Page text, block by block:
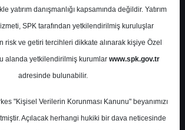
ALBRK - ALBARAKA TÜRK
KATILIM BANKASI A.Ş.
Hedef Fiyat 6.34 ₺
Getiri
%0.00
0 0
yatırım danışmanlığı kapsamında değildir. Yatırım
SPK tarafından yetkilendirilmiş kuruluşlar
risk ve getiri tercihleri dikkate alınarak kişiye Özel
alanda yetkilendirilmiş kurumlar www.spk.gov.tr
adresinde bulunabilir.
"Kişisel Verilerin Korunması Kanunu" beyanımızı
Açılacak herhangi hukiki bir dava neticesinde